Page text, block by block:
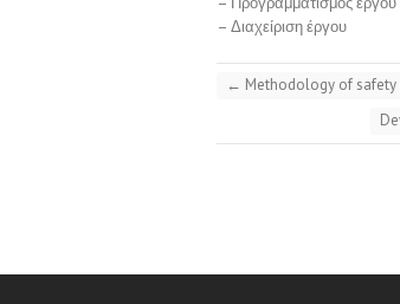
– Διαχείριση έργου
← Methodology of safety